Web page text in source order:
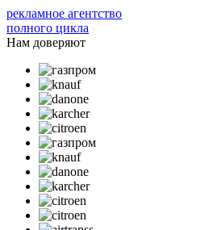
рекламное агентство
полного цикла
Нам доверяют